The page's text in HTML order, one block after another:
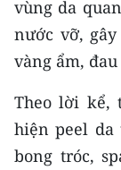
RADIO
MEDIA CENTER
E-Magazine
Video
vùng da
nước vỡ,
vàng ẩm,
Theo lời kể,
hiện peel da
bong tróc,